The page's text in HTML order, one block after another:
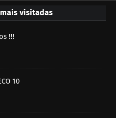
visitadas
!!!
10